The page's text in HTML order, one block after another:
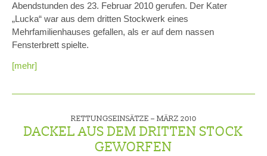
Abendstunden des 23. Februar 2010 gerufen. Der Kater
„Lucka“ war aus dem dritten Stockwerk eines
Mehrfamilienhauses gefallen, als er auf dem nassen
Fensterbrett spielte.
[mehr]
RETTUNGSEINSÄTZE – MÄRZ 2010
DACKEL AUS DEM DRITTEN STOCK
GEWORFEN